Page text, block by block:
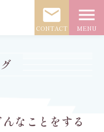
mail
CONTACT
menu
MENU
なことをする